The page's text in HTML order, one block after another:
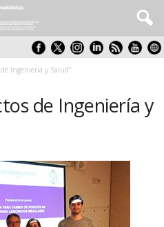
de Ingeniería y Salud”
de Ingeniería y